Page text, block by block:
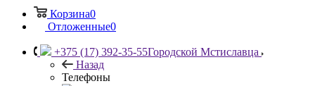
Корзина0
Отложенные0
+375 (17) 392-35-55Городской Мстиславца
Назад
Телефоны